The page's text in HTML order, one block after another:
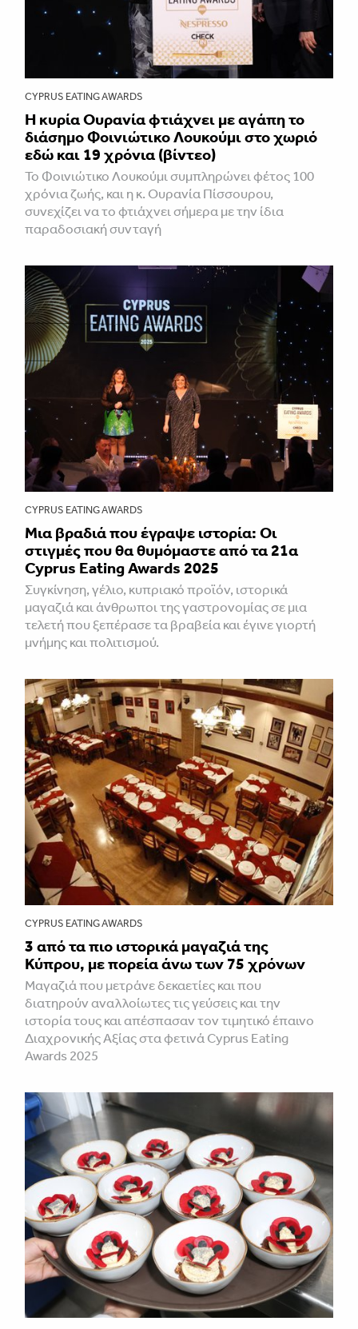
CYPRUS EATING AWARDS
Η κυρία Ουρανία φτιάχνει με αγάπη το
διάσημο Φοινιώτικο Λουκούμι στο χωριό
εδώ και 19 χρόνια (βίντεο)
Το Φοινιώτικο Λουκούμι συμπληρώνει φέτος 100
χρόνια ζωής, και η κ. Ουρανία Πίσσουρου,
συνεχίζει να το φτιάχνει σήμερα με την ίδια
παραδοσιακή συνταγή
CYPRUS EATING AWARDS
Μια βραδιά που έγραψε ιστορία: Οι
στιγμές που θα θυμόμαστε από τα 21α
Cyprus Eating Awards 2025
Συγκίνηση, γέλιο, κυπριακό προϊόν, ιστορικά
μαγαζιά και άνθρωποι της γαστρονομίας σε μια
τελετή που ξεπέρασε τα βραβεία και έγινε γιορτή
μνήμης και πολιτισμού.
CYPRUS EATING AWARDS
3 από τα πιο ιστορικά μαγαζιά της
Κύπρου, με πορεία άνω των 75 χρόνων
Mαγαζιά που μετράνε δεκαετίες και που
διατηρούν αναλλοίωτες τις γεύσεις και την
ιστορία τους και απέσπασαν τον τιμητικό έπαινο
Διαχρονικής Αξίας στα φετινά Cyprus Eating
Awards 2025